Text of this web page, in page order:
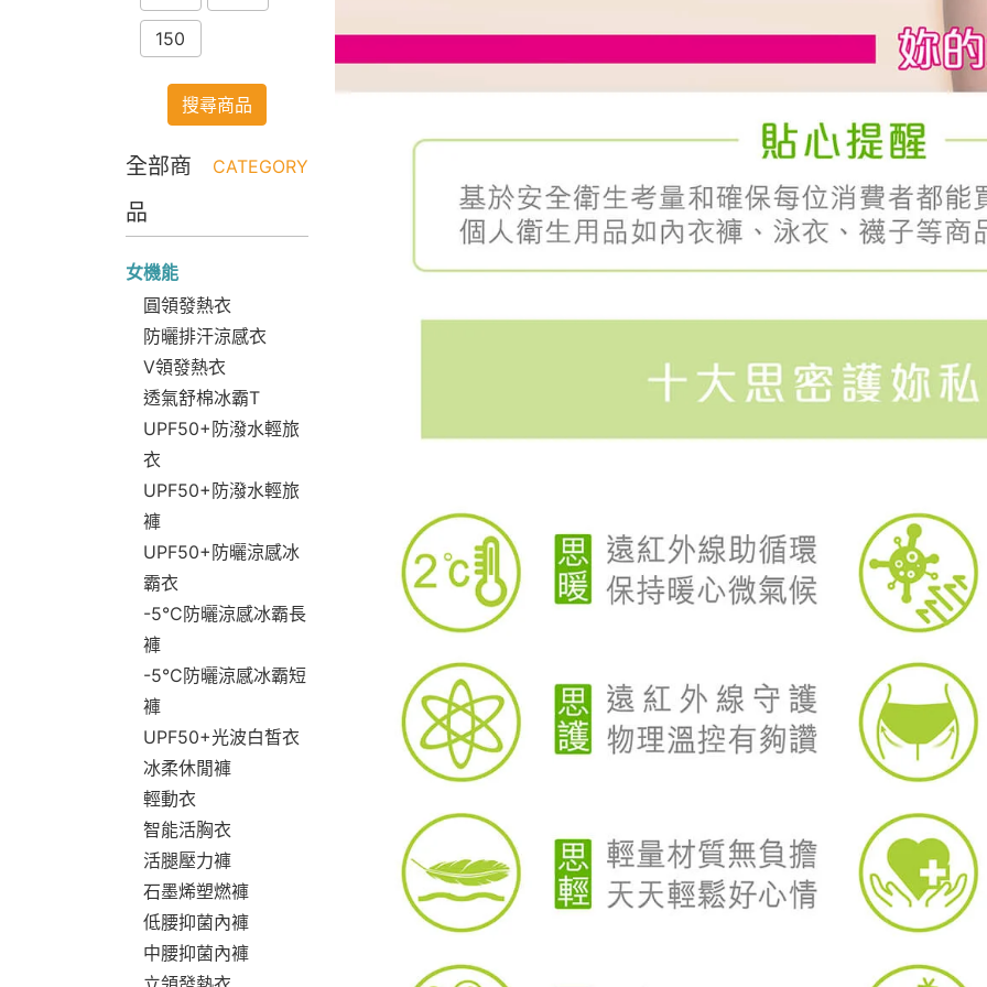
150
搜尋商品
全部商
品
CATEGORY
女機能
圓領發熱衣
防曬排汗涼感衣
V領發熱衣
透氣舒棉冰霸T
UPF50+防潑水輕旅
衣
UPF50+防潑水輕旅
褲
UPF50+防曬涼感冰
霸衣
-5°C防曬涼感冰霸長
褲
-5°C防曬涼感冰霸短
褲
UPF50+光波白皙衣
冰柔休閒褲
輕動衣
智能活胸衣
活腿壓力褲
石墨烯塑燃褲
低腰抑菌內褲
中腰抑菌內褲